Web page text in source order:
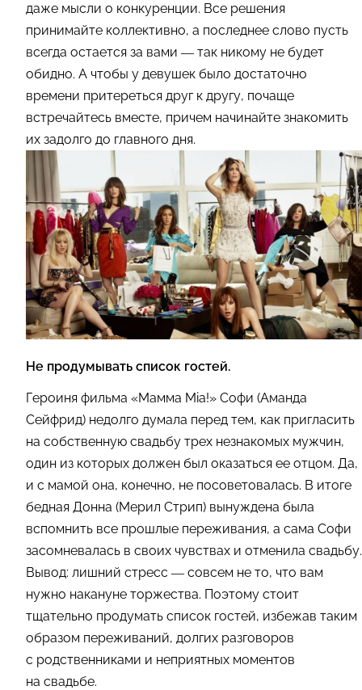
даже мысли о конкуренции. Все решения
принимайте коллективно, а последнее слово пусть
всегда остается за вами — так никому не будет
обидно. А чтобы у девушек было достаточно
времени притереться друг к другу, почаще
встречайтесь вместе, причем начинайте знакомить
их задолго до главного дня.
Не продумывать список гостей.
Героиня фильма «Мамма Mia!» Софи (Аманда
Сейфрид) недолго думала перед тем, как пригласить
на собственную свадьбу трех незнакомых мужчин,
один из которых должен был оказаться ее отцом. Да,
и с мамой она, конечно, не посоветовалась. В итоге
бедная Донна (Мерил Стрип) вынуждена была
вспомнить все прошлые переживания, а сама Софи
засомневалась в своих чувствах и отменила свадьбу.
Вывод: лишний стресс — совсем не то, что вам
нужно накануне торжества. Поэтому стоит
тщательно продумать список гостей, избежав таким
образом переживаний, долгих разговоров
с родственниками и неприятных моментов
на свадьбе.